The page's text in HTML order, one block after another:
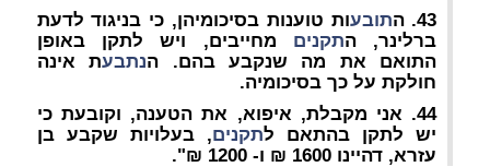
43. ה
תובעות טוענות בסיכומיהן, כי בניגוד לדעת
ברלינר, התקנים מחייבים, ויש לתקן באופן
התואם את מה שנקבע בהם. הנתבעת אינה
חולקת על כך בסיכומיה.
44. אני מקבלת, איפוא, את הטענה, וקובעת כי
יש לתקן בהתאם לתקנים, בעלויות שקבע בן
עזרא, דהיינו 1600 ₪ ו- 1200 ₪".